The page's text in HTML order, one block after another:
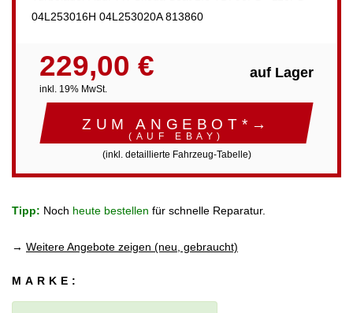
04L253016H 04L253020A 813860
229,00 €
inkl. 19% MwSt.
auf Lager
ZUM ANGEBOT*→
(AUF EBAY)
(inkl. detaillierte Fahrzeug-Tabelle)
Tipp: Noch heute bestellen für schnelle Reparatur.
→ Weitere Angebote zeigen (neu, gebraucht)
MARKE: